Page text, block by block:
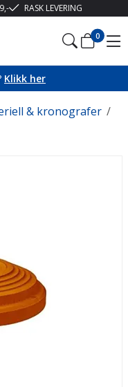
RASK LEVERING
0
Klikk her
/
& kronografer